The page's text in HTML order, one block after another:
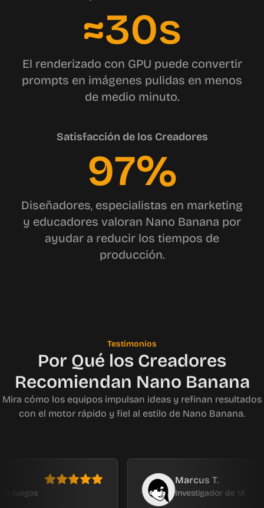
≈30s
El renderizado con GPU puede convertir
prompts en imágenes pulidas en menos
de medio minuto.
Satisfacción de los Creadores
97%
Diseñadores, especialistas en marketing
y educadores valoran Nano Banana por
ayudar a reducir los tiempos de
producción.
Testimonios
Por Qué los Creadores
Recomiendan Nano Banana
Mira cómo los equipos impulsan ideas y refinan resultados
con el motor rápido y fiel al estilo de Nano Banana.
Marcus T.
Investigador de IA